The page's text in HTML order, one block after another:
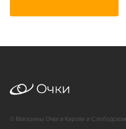
© Магазины Очки в Кирове и Слободском